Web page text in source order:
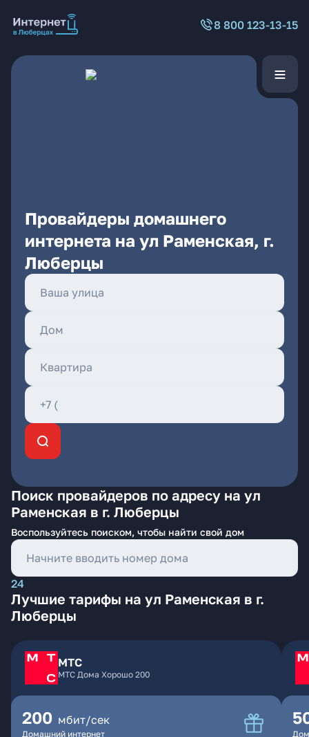
8 800 123-13-15
Провайдеры домашнего
интернета на ул Раменская, г.
Люберцы
Поиск провайдеров по адресу на ул
Раменская в г. Люберцы
Воспользуйтесь поиском, чтобы найти свой дом
24
Лучшие тарифы на ул Раменская в г.
Люберцы
МТС
МТС Дома Хорошо 200
200 мбит/сек
Домашний интернет